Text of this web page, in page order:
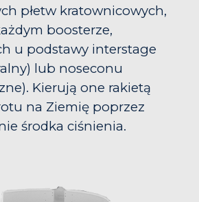
płetw kratownicowych,
boosterze,
u podstawy interstage
lub noseconu
. Kierują one rakietą
na Ziemię poprzez
środka ciśnienia.